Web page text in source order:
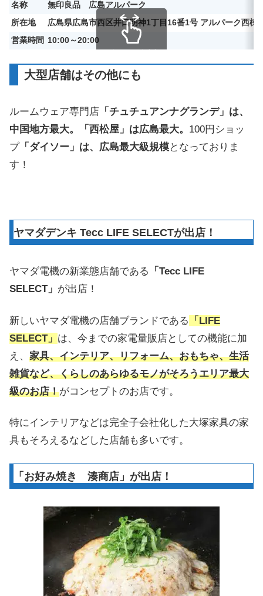
名称
無印良品 広島アルパーク
所在地
広島県広島市西区井口明神1丁目16番1号 アルパーク西棟
営業時間 10:00～20:00
大型店舗はその他にも
ルームウェア専門店 「チュチュアンナグランデ」は、
中国地方最大。「西松屋」は広島最大。 100円ショッ
プ 「ダイソー」は、広島最大級規模となっておりま
す！
ヤマダデンキ Tecc LIFE SELECTが出店！
ヤマダ電機の新業態店舗である
「Tecc LIFE
SELECT」 が出店！
新しいヤマダ電機の店舗ブランドである
「LIFE
SELECT」 は、今までの家電量販店としての機能に加
え、 家具、インテリア、リフォーム、おもちゃ、生活
雑貨など、くらしのあらゆるモノがそろうエリア最大
級のお店！がコンセプトのお店です。
特にインテリアなどは完全子会社化した大塚家具の家
具もそろえるなどした店舗も多いです。
「お好み焼き 湊商店」が出店！